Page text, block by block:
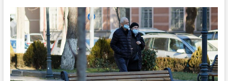
t
t
o
n